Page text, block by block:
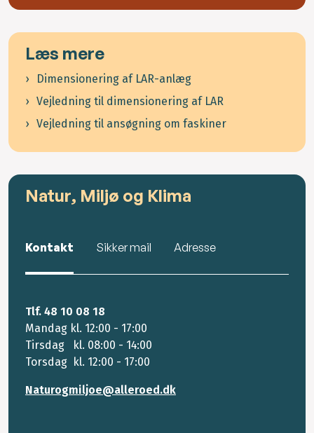
Læs mere
Dimensionering af LAR-anlæg
Vejledning til dimensionering af LAR
Vejledning til ansøgning om faskiner
Natur, Miljø og Klima
Kontakt Sikker mail Adresse
Tlf. 48 10 08 18
Mandag kl. 12:00 - 17:00
Tirsdag kl. 08:00 - 14:00
Torsdag kl. 12:00 - 17:00
Naturogmiljoe@alleroed.dk